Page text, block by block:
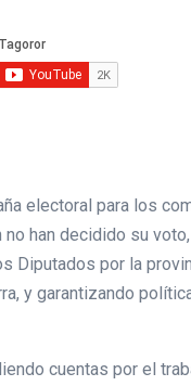
electoral para los
han decidido su
por la
y garantizando
cuentas por el